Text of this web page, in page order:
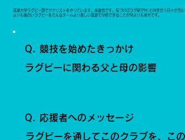
Q. 競技を始めたきっかけ
ラグビーに関わる父と母の影響
Q. 応援者へのメッセージ
ラグビーを通してこのクラブを、こ
筑波大学ラグビー部でアナリストをやっています。米倉杏です。気づけばラグ研でPCと向き合う日々が当
よりも面白いラグビーをどんなチームより楽しい筑波で分析できることが何よりも幸せです。